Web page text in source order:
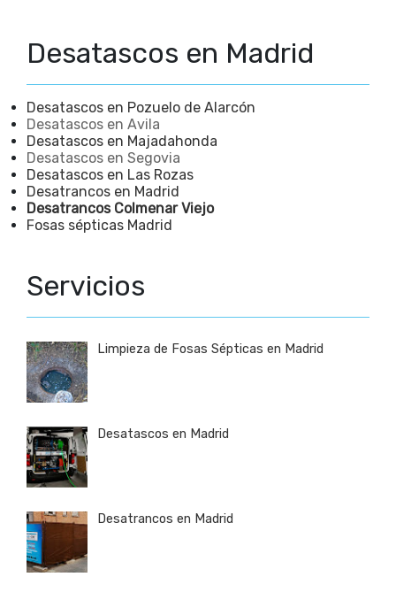
Desatascos en Madrid
Desatascos en Pozuelo de Alarcón
Desatascos en Avila
Desatascos en Majadahonda
Desatascos en Segovia
Desatascos en Las Rozas
Desatrancos en Madrid
Desatrancos Colmenar Viejo
Fosas sépticas Madrid
Servicios
Limpieza de Fosas Sépticas en Madrid
Desatascos en Madrid
Desatrancos en Madrid